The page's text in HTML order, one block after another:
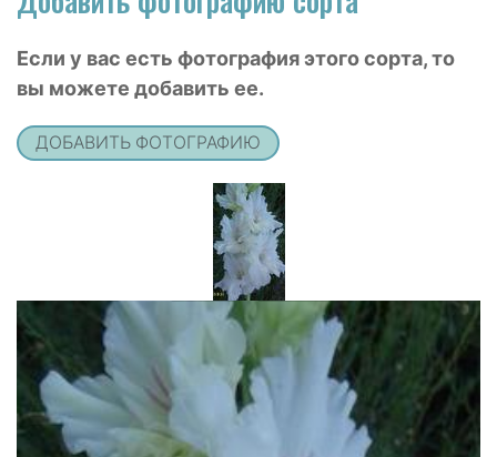
Если у вас есть фотография этого сорта, то
вы можете добавить ее.
ДОБАВИТЬ ФОТОГРАФИЮ